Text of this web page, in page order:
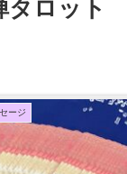
タロット
ージ